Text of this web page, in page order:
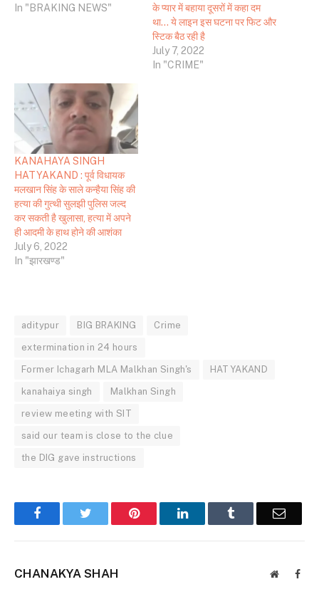
In "BRAKING NEWS"
के प्यार में बहाया दूसरों में कहा दम
था… ये लाइन इस घटना पर फिट और
स्टिक बैठ रही है
July 7, 2022
In "CRIME"
KANAHAYA SINGH
HATYAKAND : पूर्व विधायक
मलखान सिंह के साले कन्हैया सिंह की
हत्या की गुत्थी सुलझी पुलिस जल्द
कर सकती है खुलासा, हत्या में अपने
ही आदमी के हाथ होने की आशंका
July 6, 2022
In "झारखण्ड"
aditypur BIG BRAKING Crime
extermination in 24 hours
Former Ichagarh MLA Malkhan Singh's HATYAKAND
kanahaiya singh Malkhan Singh
review meeting with SIT
said our team is close to the clue
the DIG gave instructions
FacebookTwitter Pinterest LinkedInTumblr Email
CHANAKYA SHAH Website